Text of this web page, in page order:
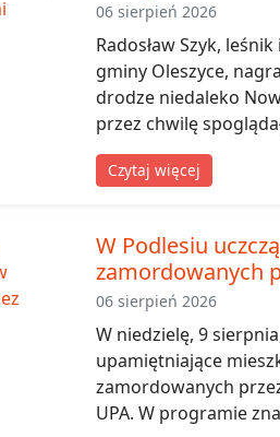
06 sierpień 2026
Radosław Szyk,
gminy Oleszyce,
drodze niedaleko
przez chwilę
Czytaj więcej
W Podlesiu
zamordowanych
06 sierpień 2026
W niedzielę, 9
upamiętniające
zamordowanych
UPA. W programie